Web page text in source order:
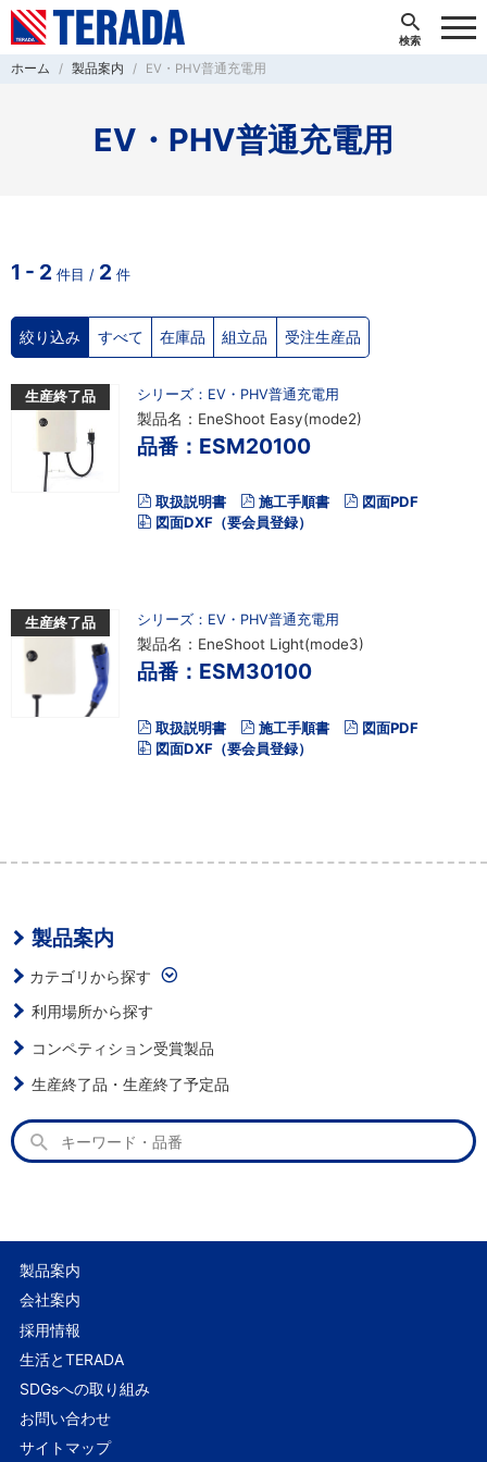
ホーム 製品案内 EV・PHV普通充電用
EV・PHV普通充電用
1 - 2 件目 / 2 件
絞り込み すべて 在庫品 組立品 受注生産品
生産終了品 シリーズ：EV・PHV普通充電用
製品名：EneShoot Easy(mode2)
品番：ESM20100
取扱説明書 施工手順書
図面PDF
図面DXF（要会員登録）
生産終了品 シリーズ：EV・PHV普通充電用
製品名：EneShoot Light(mode3)
品番：ESM30100
取扱説明書 施工手順書
図面PDF
図面DXF（要会員登録）
製品案内
カテゴリから探す
利用場所から探す
コンペティション受賞製品
生産終了品・生産終了予定品
製品案内
会社案内
採用情報
生活とTERADA
SDGsへの取り組み
お問い合わせ
サイトマップ